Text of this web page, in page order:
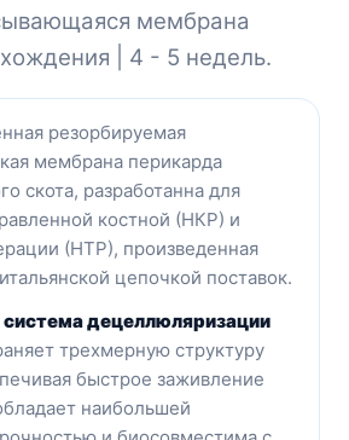
мембрана
| 4 - 5 недель.
резорбируемая
мембрана перикарда
скота, разработанна для
костной (НКР) и
(НТР), произведенная
цепочкой поставок.
децеллюляризации
трехмерную структуру
быстрое заживление
наибольшей